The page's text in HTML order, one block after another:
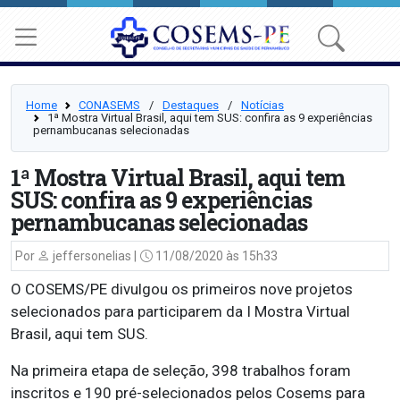
Home CONASEMS ⠀/⠀ Destaques ⠀/⠀ Notícias
1ª Mostra Virtual Brasil, aqui tem SUS: confira as 9 experiências
pernambucanas selecionadas
1ª Mostra Virtual Brasil, aqui tem
SUS: confira as 9 experiências
pernambucanas selecionadas
Por jeffersonelias | 11/08/2020 às 15h33
O COSEMS/PE divulgou os primeiros nove projetos
selecionados para participarem da I Mostra Virtual
Brasil, aqui tem SUS.
Na primeira etapa de seleção, 398 trabalhos foram
inscritos e 190 pré-selecionados pelos Cosems para